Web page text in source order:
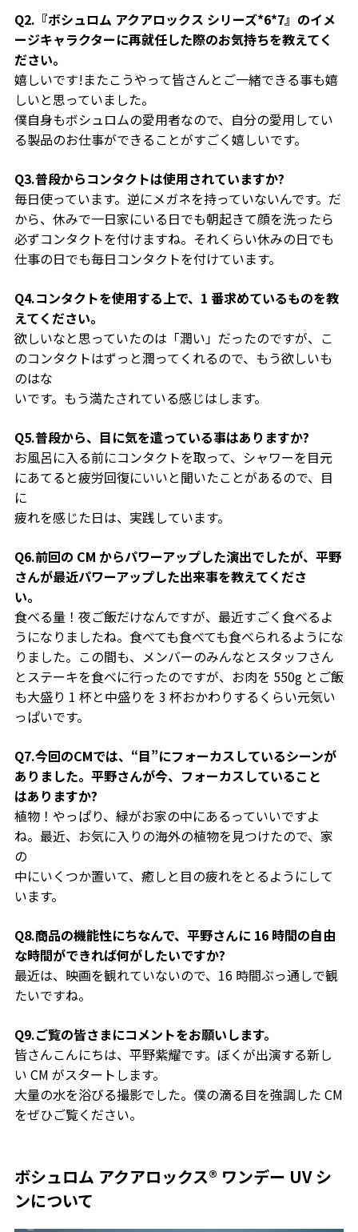
Q2.『ボシュロム アクアロックス シリーズ*6*7』のイメ
ージキャラクターに再就任した際のお気持ちを教えてく
ださい。
嬉しいです!またこうやって皆さんとご一緒できる事も嬉
しいと思っていました。
僕自身もボシュロムの愛用者なので、自分の愛用してい
る製品のお仕事ができることがすごく嬉しいです。
Q3.普段からコンタクトは使用されていますか?
毎日使っています。逆にメガネを持っていないんです。だ
から、休みで一日家にいる日でも朝起きて顔を洗ったら
必ずコンタクトを付けますね。それくらい休みの日でも
仕事の日でも毎日コンタクトを付けています。
Q4.コンタクトを使用する上で、1 番求めているものを教
えてください。
欲しいなと思っていたのは「潤い」だったのですが、こ
のコンタクトはずっと潤ってくれるので、もう欲しいも
のはな
いです。もう満たされている感じはします。
Q5.普段から、目に気を遣っている事はありますか?
お風呂に入る前にコンタクトを取って、シャワーを目元
にあてると疲労回復にいいと聞いたことがあるので、目
に
疲れを感じた日は、実践しています。
Q6.前回の CM からパワーアップした演出でしたが、平野
さんが最近パワーアップした出来事を教えてくださ
い。
食べる量！夜ご飯だけなんですが、最近すごく食べるよ
うになりましたね。食べても食べても食べられるようにな
りました。この間も、メンバーのみんなとスタッフさん
とステーキを食べに行ったのですが、お肉を 550g とご飯
も大盛り 1 杯と中盛りを 3 杯おかわりするくらい元気い
っぱいです。
Q7.今回のCMでは、“目”にフォーカスしているシーンが
ありました。平野さんが今、フォーカスしていること
はありますか?
植物！やっぱり、緑がお家の中にあるっていいですよ
ね。最近、お気に入りの海外の植物を見つけたので、家
の
中にいくつか置いて、癒しと目の疲れをとるようにして
います。
Q8.商品の機能性にちなんで、平野さんに 16 時間の自由
な時間ができれば何がしたいですか?
最近は、映画を観れていないので、16 時間ぶっ通しで観
たいですね。
Q9.ご覧の皆さまにコメントをお願いします。
皆さんこんにちは、平野紫耀です。ぼくが出演する新し
い CM がスタートします。
大量の水を浴びる撮影でした。僕の滴る目を強調した CM
をぜひご覧ください。
ボシュロム アクアロックス® ワンデー UV シ
ンについて